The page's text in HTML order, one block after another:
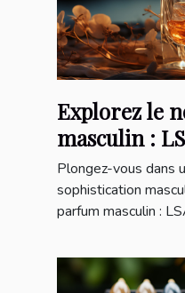
Explorez le
masculin :
100mL
Plongez-vous dans
sophistication
parfum masculin :